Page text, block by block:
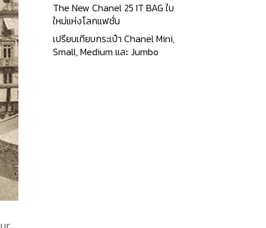
The New Chanel 25 IT BAG ใบ
ใหม่แห่งโลกแฟชั่น
เปรียบเทียบกระเป๋า Chanel Mini,
Small, Medium และ Jumbo